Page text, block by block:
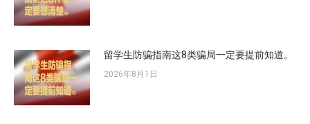
留学生防骗指南这8类骗局一定要提前知道。
2026年8月1日